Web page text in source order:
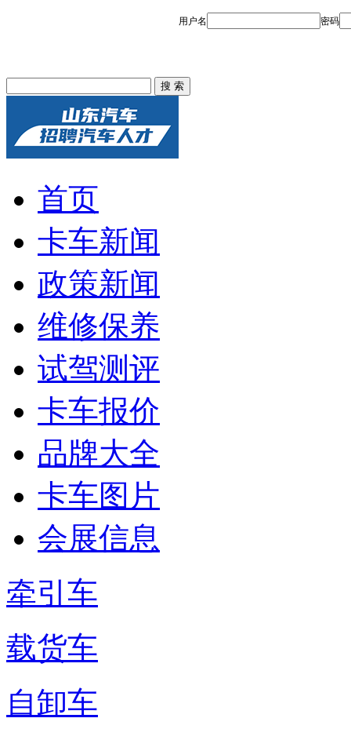
首页
卡车新闻
政策新闻
维修保养
试驾测评
卡车报价
品牌大全
卡车图片
会展信息
牵引车
载货车
自卸车